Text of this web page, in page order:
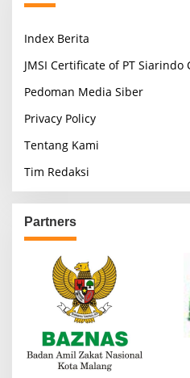
Index Berita
JMSI Certificate of PT
Pedoman Media Siber
Privacy Policy
Tentang Kami
Tim Redaksi
Partners